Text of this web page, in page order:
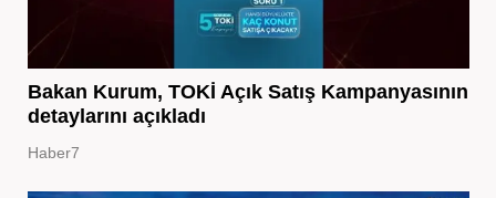
Bakan Kurum, TOKİ Açık Satış Kampanyasının
detaylarını açıkladı
Haber7